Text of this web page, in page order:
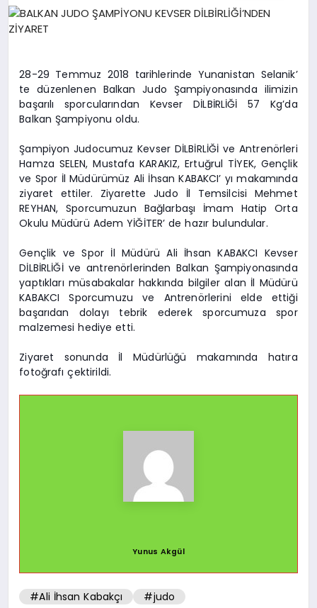
NURHAK
28-29 Temmuz 2018 tarihlerinde Yunanistan Selanik’
te düzenlenen Balkan Judo Şampiyonasında ilimizin
başarılı sporcularından Kevser DİLBİRLİĞİ 57 Kg’da
Balkan Şampiyonu oldu.
Şampiyon Judocumuz Kevser DİLBİRLİĞİ ve Antrenörleri
Hamza SELEN, Mustafa KARAKIZ, Ertuğrul TİYEK, Gençlik
ve Spor İl Müdürümüz Ali İhsan KABAKCI’ yı makamında
ziyaret ettiler. Ziyarette Judo İl Temsilcisi Mehmet
REYHAN, Sporcumuzun Bağlarbaşı İmam Hatip Orta
Okulu Müdürü Adem YİĞİTER’ de hazır bulundular.
Gençlik ve Spor İl Müdürü Ali İhsan KABAKCI Kevser
DİLBİRLİĞİ ve antrenörlerinden Balkan Şampiyonasında
yaptıkları müsabakalar hakkında bilgiler alan İl Müdürü
KABAKCI Sporcumuzu ve Antrenörlerini elde ettiği
başarıdan dolayı tebrik ederek sporcumuza spor
malzemesi hediye etti.
Ziyaret sonunda İl Müdürlüğü makamında hatıra
fotoğrafı çektirildi.
Yunus Akgül
#Ali İhsan Kabakçı
#judo